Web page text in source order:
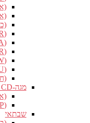
(KR)
(CA)
(BR)
(CN TW)
(RU)
מגה-CD (הכל)
(JP)
שבתאי